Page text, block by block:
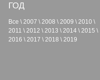
ГОД
Все \ 2007 \ 2008 \ 2009 \ 2010 \
2011 \ 2012 \ 2013 \ 2014 \ 2015 \
2016 \ 2017 \ 2018 \ 2019